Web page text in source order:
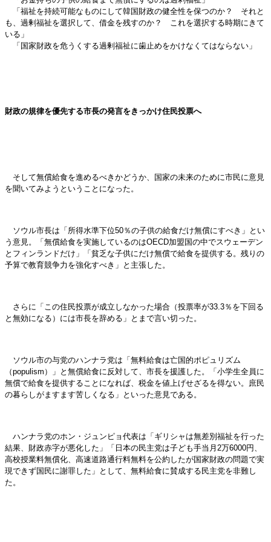
「福祉を持続可能なものにして韓国財政の健全性を保つのか？ それと
も、過剰福祉を選択して、借金を残すのか？ これを選択する時期にきて
いる」
「国家財政を危うくする過剰福祉に歯止めをかけなくてはならない」
財政の規律を優先する市長の発言をきっかけ住民投票へ
そして無償給食を進めるべきかどうか、国家の未来のために市民に意見
を聞いてみようということになった。
ソウル市長は「所得水準下位50％の子供の給食だけ無償にすべき」とい
う意見。「無償給食を実施しているのはOECD加盟国の中でスウェーデン
とフィンランドだけ」「貧乏な子供にだけ無償で給食を提供する。残りの
予算で教育競争力を強化すべき」と主張した。
さらに「この住民投票が成立しなかった場合（投票率が33.3％を下回る
と無効になる）には市長を辞める」とまで言い切った。
ソウル市の与党のハンナラ党は「無料給食は亡国的ポピュリズム
（populism）」と無償給食に反対して、市長を援護した。「小学生全員に
無償で給食を提供することになれば、税金を値上げせざるを得ない。庶民
の暮らしがますます苦しくなる」といった意見である。
ハンナラ党のホン・ジュンピョ代表は「ギリシャは無差別福祉を行った
結果、財政赤字が悪化した」「日本の民主党は子ども手当月2万6000円、
高校授業料無償化、高速道路通行料無料を公約したが国家財政の問題で実
現できず国民に謝罪した」として、無料給食に賛成する民主党を非難し
た。